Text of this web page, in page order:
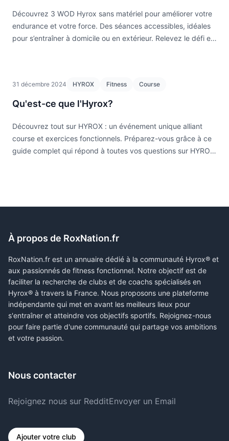
Découvrez 3 WOD Hyrox sans matériel pour améliorer votre
endurance et votre force. Des séances accessibles, idéales
pour s’entraîner à domicile ou en extérieur. Relevez le défi et
31 décembre 2024 HYROX Fitness Course
Qu'est-ce que l'Hyrox?
Découvrez tout sur HYROX : un événement unique alliant
course et exercices fonctionnels. Préparez-vous grâce à ce
guide complet qui répond à toutes vos questions sur HYROX,
À propos de RoxNation.fr
RoxNation.fr est un annuaire dédié à la communauté Hyrox® et
aux passionnés de fitness fonctionnel. Notre objectif est de
faciliter la recherche de clubs et de coachs spécialisés en
Hyrox® à travers la France. Nous proposons une plateforme
indépendante qui met en avant les meilleurs lieux pour
s'entraîner et atteindre vos objectifs sportifs. Rejoignez-nous
pour faire partie d'une communauté qui partage vos ambitions
et votre passion.
Nous contacter
Rejoignez nous sur RedditEnvoyer un Email
Ajouter votre club